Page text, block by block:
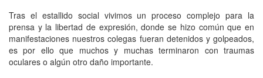
Tras el estallido social vivimos un proceso complejo para la
prensa y la libertad de expresión, donde se hizo común que en
manifestaciones nuestros colegas fueran detenidos y golpeados,
es por ello que muchos y muchas terminaron con traumas
oculares o algún otro daño importante.